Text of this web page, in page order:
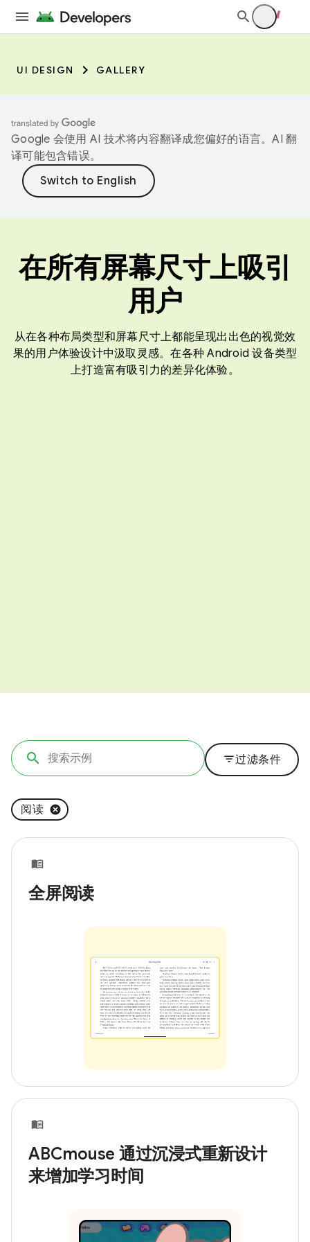
UI DESIGN GALLERY
Google 会使用 AI 技术将内容翻译成您偏好的语言。AI 翻
译可能包含错误。
在所有屏幕尺寸上吸引
用户
从在各种布局类型和屏幕尺寸上都能呈现出出色的视觉效
果的用户体验设计中汲取灵感。在各种 Android 设备类型
上打造富有吸引力的差异化体验。
filter_list过滤条件
阅读
全屏阅读
ABCmouse 通过沉浸式重新设计
来增加学习时间